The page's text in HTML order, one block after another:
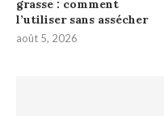
grasse : comment
l’utiliser sans assécher
août 5, 2026